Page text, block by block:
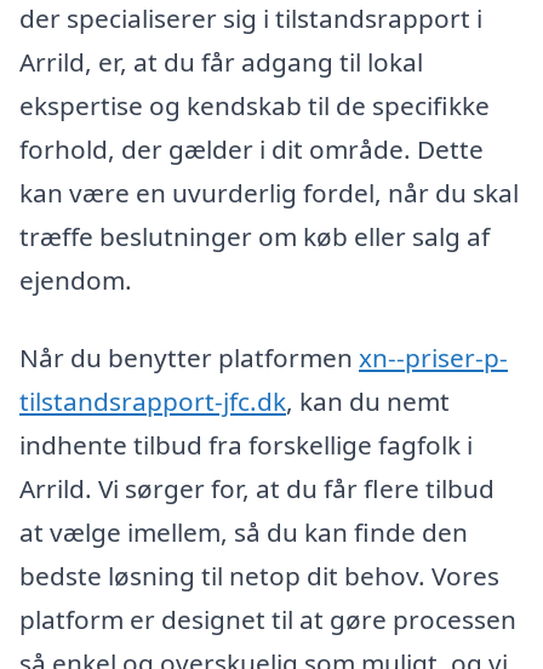
der specialiserer sig i tilstandsrapport i
Arrild, er, at du får adgang til lokal
ekspertise og kendskab til de specifikke
forhold, der gælder i dit område. Dette
kan være en uvurderlig fordel, når du skal
træffe beslutninger om køb eller salg af
ejendom.
Når du benytter platformen xn--priser-p-
tilstandsrapport-jfc.dk, kan du nemt
indhente tilbud fra forskellige fagfolk i
Arrild. Vi sørger for, at du får flere tilbud
at vælge imellem, så du kan finde den
bedste løsning til netop dit behov. Vores
platform er designet til at gøre processen